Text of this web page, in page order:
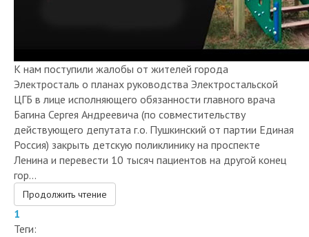
К нам поступили жалобы от жителей города
Электросталь о планах руководства Электростальской
ЦГБ в лице исполняющего обязанности главного врача
Багина Сергея Андреевича (по совместительству
действующего депутата г.о. Пушкинский от партии Единая
Россия) закрыть детскую поликлинику на проспекте
Ленина и перевести 10 тысяч пациентов на другой конец
гор...
Продолжить чтение
1
Теги: